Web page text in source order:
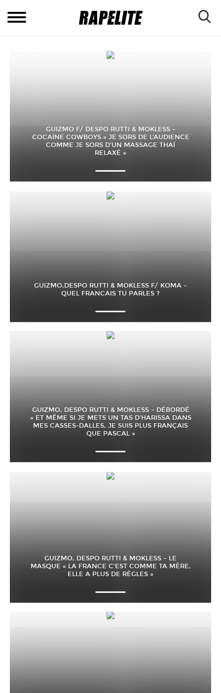
GUIZMO F/ DESPO RUTTI & MOKLESS –
COCAÏNE COWBOYS « JE SORS DE L’AUDIENCE
COMME JE SORS D’UN MASSAGE THAÏ
RELAXÉ »
GUIZMO,DESPO RUTTI & MOKLESS F/ KOMA –
QUEL FRANCAIS TU PARLES ?
GUIZMO, DESPO RUTTI & MOKLESS – DÉBORDÉ
« ET MÊME SI JE METS UN TAS D’HARISSA DANS
MES CASSES-DALLES, JE SUIS PLUS FRANÇAIS
QUE PASCAL »
GUIZMO, DESPO RUTTI & MOKLESS – LE
MASQUE « LA FRANCE C’EST COMME TA MÈRE,
ELLE A PLUS DE RÈGLES »